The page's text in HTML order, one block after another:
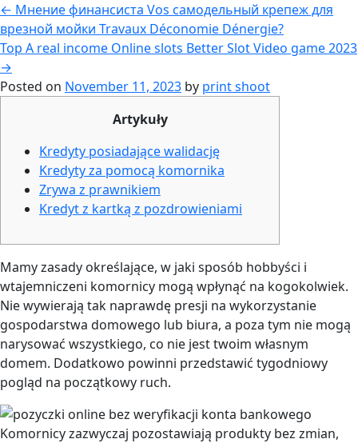
← Мнение финансиста Vos самодельный крепеж для
врезной мойки Travaux Déconomie Dénergie?
Top A real income Online slots Better Slot Video game 2023
→
Posted on November 11, 2023 by print shoot
Artykuły
Kredyty posiadające walidację
Kredyty za pomocą komornika
Zrywa z prawnikiem
Kredyt z kartką z pozdrowieniami
Mamy zasady określające, w jaki sposób hobbyści i
wtajemniczeni komornicy mogą wpłynąć na kogokolwiek.
Nie wywierają tak naprawdę presji na wykorzystanie
gospodarstwa domowego lub biura, a poza tym nie mogą
narysować wszystkiego, co nie jest twoim własnym
domem. Dodatkowo powinni przedstawić tygodniowy
pogląd na początkowy ruch.
Komornicy zazwyczaj pozostawiają produkty bez zmian,